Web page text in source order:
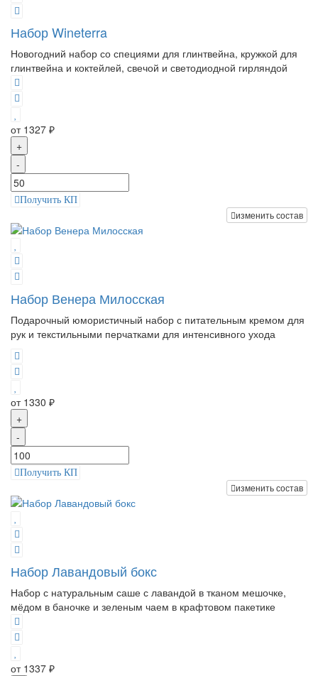
Набор Wineterra
Новогодний набор со специями для глинтвейна, кружкой для
глинтвейна и коктейлей, свечой и светодиодной гирляндой
от 1327 ₽
+
-
Получить КП
изменить состав
Набор Венера Милосская
Подарочный юмористичный набор с питательным кремом для
рук и текстильными перчатками для интенсивного ухода
от 1330 ₽
+
-
Получить КП
изменить состав
Набор Лавандовый бокс
Набор с натуральным саше с лавандой в тканом мешочке,
мёдом в баночке и зеленым чаем в крафтовом пакетике
от 1337 ₽